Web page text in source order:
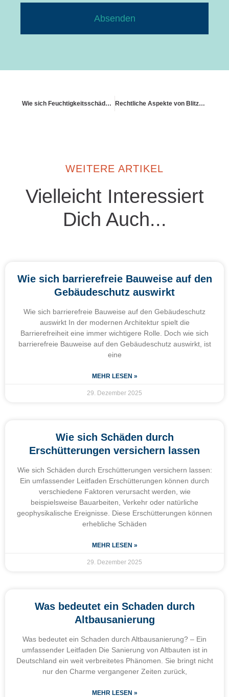
Absenden
Wie sich Feuchtigkeitsschäden durch schlechte Isolierung absichern lassen Rechtliche Aspekte von Blitzschlag
WEITERE ARTIKEL
Vielleicht Interessiert
Dich Auch...
Wie sich barrierefreie Bauweise auf den
Gebäudeschutz auswirkt
Wie sich barrierefreie Bauweise auf den Gebäudeschutz
auswirkt In der modernen Architektur spielt die
Barrierefreiheit eine immer wichtigere Rolle. Doch wie sich
barrierefreie Bauweise auf den Gebäudeschutz auswirkt, ist
eine
MEHR LESEN »
29. Dezember 2025
Wie sich Schäden durch
Erschütterungen versichern lassen
Wie sich Schäden durch Erschütterungen versichern lassen:
Ein umfassender Leitfaden Erschütterungen können durch
verschiedene Faktoren verursacht werden, wie
beispielsweise Bauarbeiten, Verkehr oder natürliche
geophysikalische Ereignisse. Diese Erschütterungen können
erhebliche Schäden
MEHR LESEN »
29. Dezember 2025
Was bedeutet ein Schaden durch
Altbausanierung
Was bedeutet ein Schaden durch Altbausanierung? – Ein
umfassender Leitfaden Die Sanierung von Altbauten ist in
Deutschland ein weit verbreitetes Phänomen. Sie bringt nicht
nur den Charme vergangener Zeiten zurück,
MEHR LESEN »